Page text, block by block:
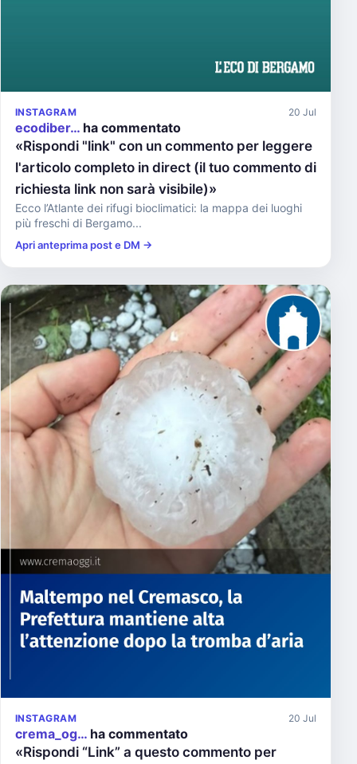
INSTAGRAM 20 Jul
ecodiber… ha commentato
«Rispondi "link" con un commento per leggere
l'articolo completo in direct (il tuo commento di
richiesta link non sarà visibile)»
Ecco l’Atlante dei rifugi bioclimatici: la mappa dei luoghi
più freschi di Bergamo...
Apri anteprima post e DM →
INSTAGRAM 20 Jul
crema_og… ha commentato
«Rispondi “Link” a questo commento per